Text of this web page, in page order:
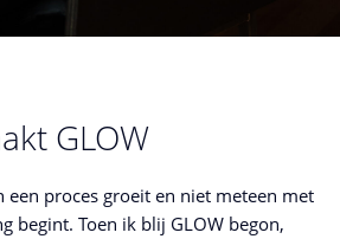
GLOW
een proces groeit en niet meteen met
begint. Toen ik blij GLOW begon,